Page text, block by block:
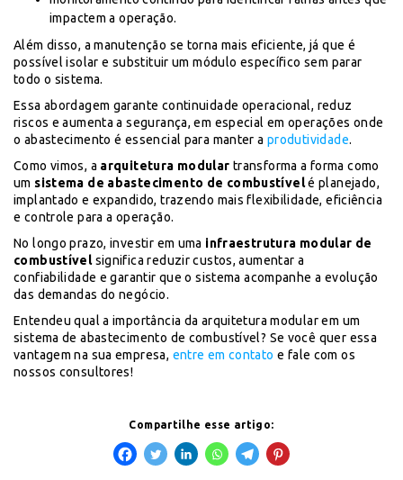
impactem a operação.
Além disso, a manutenção se torna mais eficiente, já que é
possível isolar e substituir um módulo específico sem parar
todo o sistema.
Essa abordagem garante continuidade operacional, reduz
riscos e aumenta a segurança, em especial em operações onde
o abastecimento é essencial para manter a produtividade.
Como vimos, a arquitetura modular transforma a forma como
um sistema de abastecimento de combustívelé planejado,
implantado e expandido, trazendo mais flexibilidade, eficiência
e controle para a operação.
No longo prazo, investir em uma infraestrutura modular de
combustívelsignifica reduzir custos, aumentar a
confiabilidade e garantir que o sistema acompanhe a evolução
das demandas do negócio.
Entendeu qual a importância da arquitetura modular em um
sistema de abastecimento de combustível? Se você quer essa
vantagem na sua empresa, entre em contato e fale com os
nossos consultores!
Compartilhe esse artigo: